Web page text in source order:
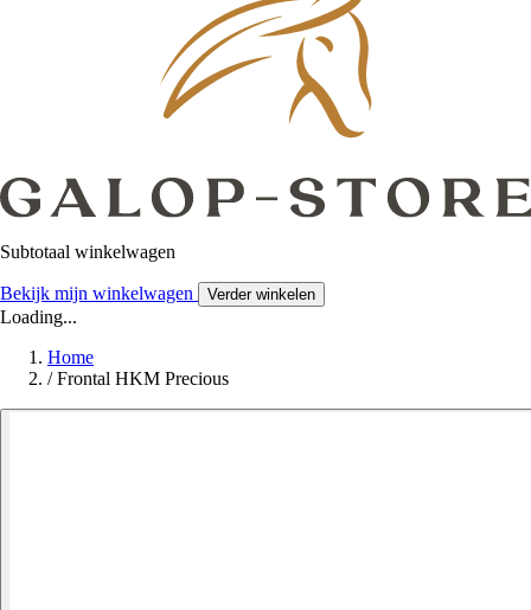
Subtotaal winkelwagen
Bekijk mijn winkelwagen Verder winkelen
Loading...
Home
/ Frontal HKM Precious